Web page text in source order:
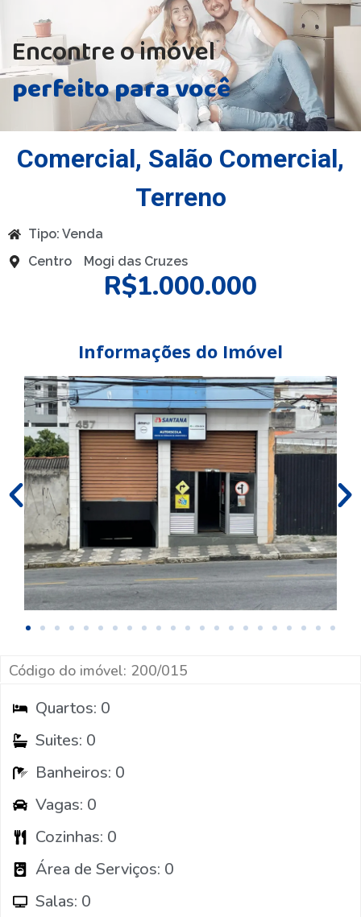
Encontre o imóvel
perfeito para você
Comercial, Salão Comercial,
Terreno
Tipo: Venda
Centro
Mogi das Cruzes
R$1.000.000
Informações do Imóvel
Código do imóvel: 200/015
Quartos: 0
Suites: 0
Banheiros: 0
Vagas: 0
Cozinhas: 0
Área de Serviços: 0
Salas: 0